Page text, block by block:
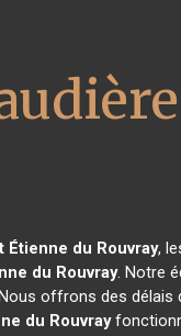
Étienne du Rouvray,
du Rouvray. Notre
offrons des délais
du Rouvray